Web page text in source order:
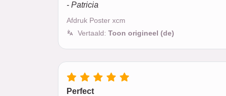
- Patricia
Afdruk Poster xcm
Vertaald: Toon origineel (de)
Perfect